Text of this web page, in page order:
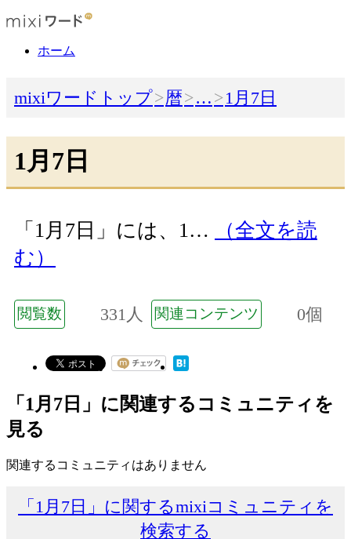
ホーム
mixiワードトップ 暦 … 1月7日
1月7日
「1月7日」には、1…
（全文を読
む）
閲覧数 331人 関連コンテンツ 0個
「1月7日」に関連するコミュニティを
見る
関連するコミュニティはありません
「1月7日」に関するmixiコミュニティを
検索する